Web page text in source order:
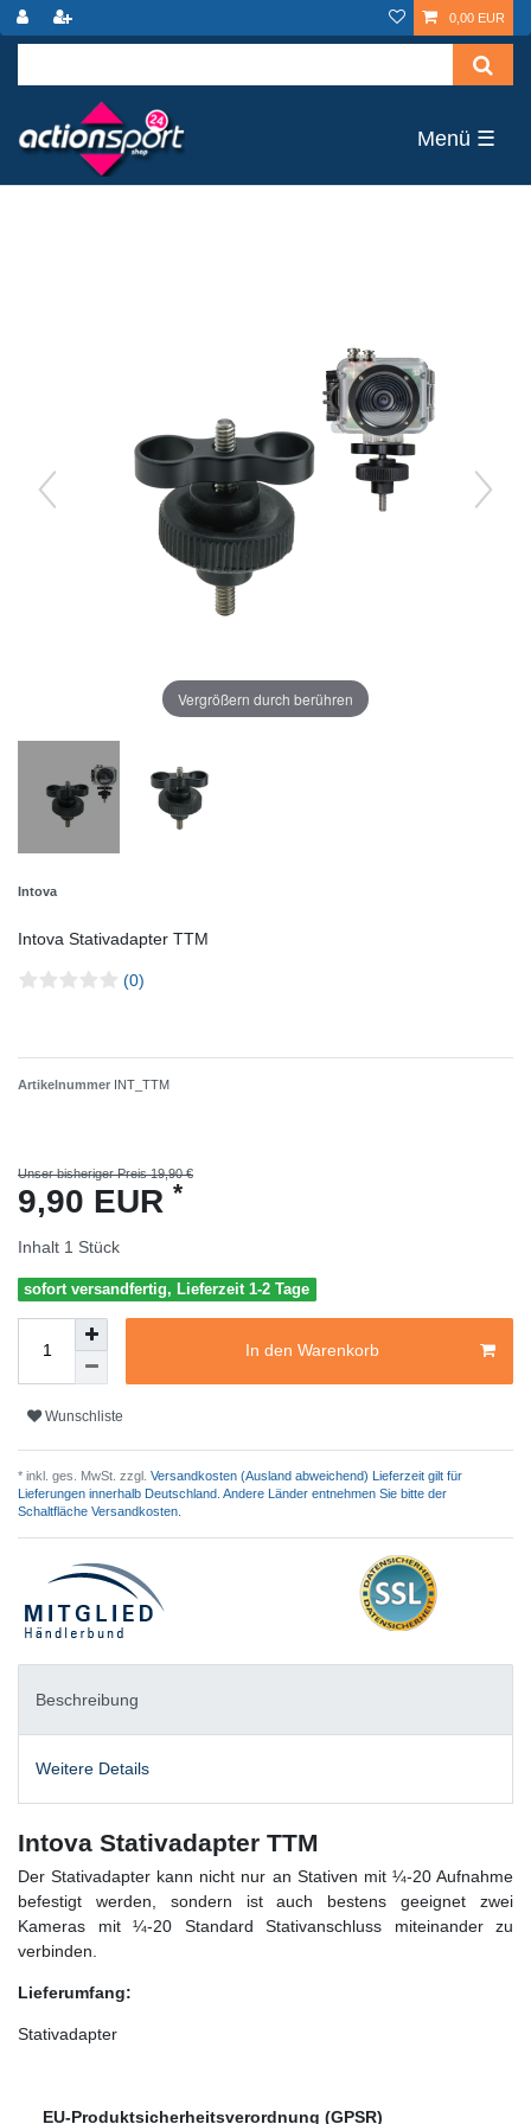
0,00 EUR
☰
Vergrößern durch berühren
Intova
Intova Stativadapter TTM
(0)
Artikelnummer INT_TTM
Unser bisheriger Preis 19,90 €
9,90 EUR *
Inhalt 1 Stück
sofort versandfertig, Lieferzeit 1-2 Tage
In den Warenkorb
Wunschliste
* inkl. ges. MwSt. zzgl. Versandkosten (Ausland abweichend) Lieferzeit gilt für
Lieferungen innerhalb Deutschland. Andere Länder entnehmen Sie bitte der
Schaltfläche Versandkosten.
Beschreibung
Weitere Details
Intova Stativadapter TTM
Der Stativadapter kann nicht nur an Stativen mit ¼-20 Aufnahme
befestigt werden, sondern ist auch bestens geeignet zwei
Kameras mit ¼-20 Standard Stativanschluss miteinander zu
verbinden.
Lieferumfang:
Stativadapter
EU-Produktsicherheitsverordnung (GPSR)